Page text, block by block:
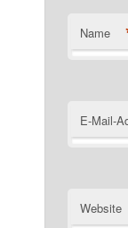
Name
E-Mail-
Website